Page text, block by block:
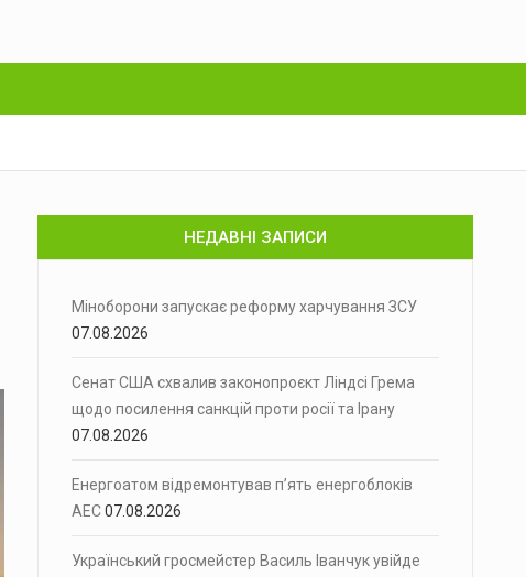
НЕДАВНІ ЗАПИСИ
Міноборони запускає реформу харчування ЗСУ
07.08.2026
Сенат США схвалив законопроєкт Ліндсі Грема
щодо посилення санкцій проти росії та Ірану
07.08.2026
Енергоатом відремонтував п’ять енергоблоків
АЕС07.08.2026
Український гросмейстер Василь Іванчук увійде